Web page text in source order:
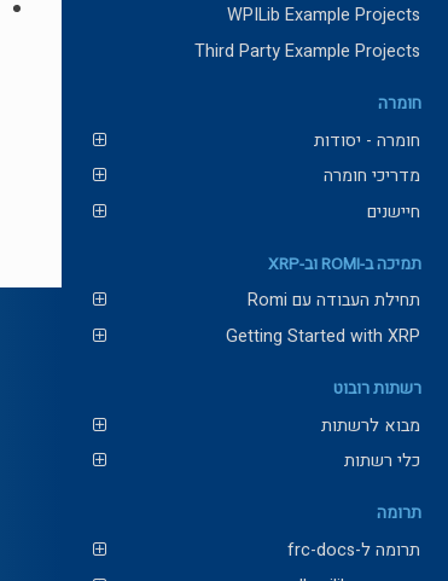
WPILib Example Projects
Third Party Example Projects
חומרה
חומרה - יסודות
מדריכי חומרה
חיישנים
תמיכה ב-ROMI וב-XRP
תחילת העבודה עם Romi
Getting Started with XRP
רשתות רובוט
מבוא לרשתות
כלי רשתות
תרומה
תרומה ל-frc-docs